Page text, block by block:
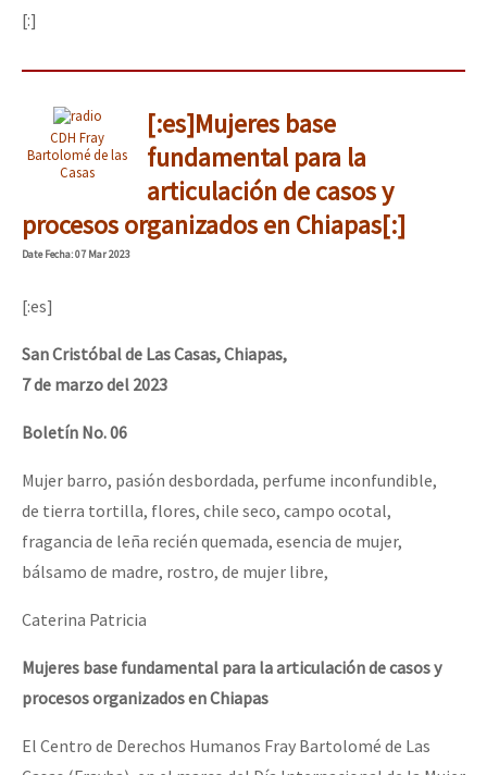
[:]
CDH Fray
Bartolomé de las
Casas
[:es]Mujeres base
fundamental para la
articulación de casos y
procesos organizados en Chiapas[:]
DateFecha: 07 Mar 2023
[:es]
San Cristóbal de Las Casas, Chiapas,
7 de marzo del 2023
Boletín No. 06
Mujer barro, pasión desbordada, perfume inconfundible,
de tierra tortilla, flores, chile seco, campo ocotal,
fragancia de leña recién quemada, esencia de mujer,
bálsamo de madre, rostro, de mujer libre,
Caterina Patricia
Mujeres base fundamental para la articulación de casos y
procesos organizados en Chiapas
El Centro de Derechos Humanos Fray Bartolomé de Las